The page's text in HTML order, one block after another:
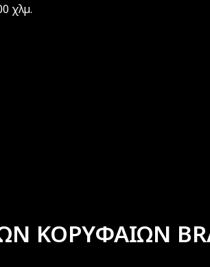
χλµ.
ΚΟΡΥΦΑΙΩΝ